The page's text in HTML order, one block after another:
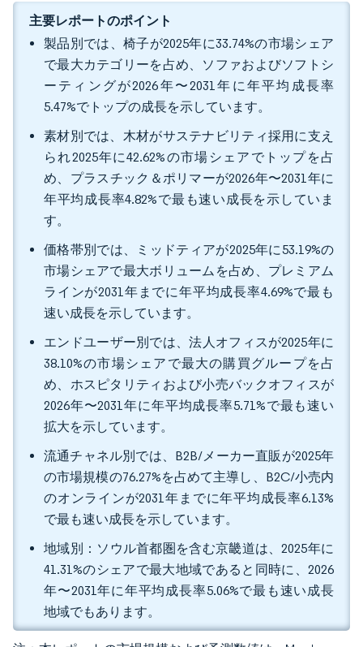
主要レポートのポイント
製品別では、椅子が2025年に33.74%の市場シェア
で最大カテゴリーを占め、ソファおよびソフトシ
ーティングが2026年〜2031年に年平均成長率
5.47%でトップの成長を示しています。
素材別では、木材がサステナビリティ採用に支え
られ2025年に42.62%の市場シェアでトップを占
め、プラスチック＆ポリマーが2026年〜2031年に
年平均成長率4.82%で最も速い成長を示していま
す。
価格帯別では、ミッドティアが2025年に53.19%の
市場シェアで最大ボリュームを占め、プレミアム
ラインが2031年までに年平均成長率4.69%で最も
速い成長を示しています。
エンドユーザー別では、法人オフィスが2025年に
38.10%の市場シェアで最大の購買グループを占
め、ホスピタリティおよび小売バックオフィスが
2026年〜2031年に年平均成長率5.71%で最も速い
拡大を示しています。
流通チャネル別では、B2B/メーカー直販が2025年
の市場規模の76.27%を占めて主導し、B2C/小売内
のオンラインが2031年までに年平均成長率6.13%
で最も速い成長を示しています。
地域別：ソウル首都圏を含む京畿道は、2025年に
41.31%のシェアで最大地域であると同時に、2026
年〜2031年に年平均成長率5.06%で最も速い成長
地域でもあります。